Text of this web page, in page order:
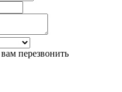
перезвонить